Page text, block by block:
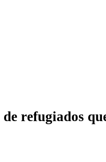
refugiados